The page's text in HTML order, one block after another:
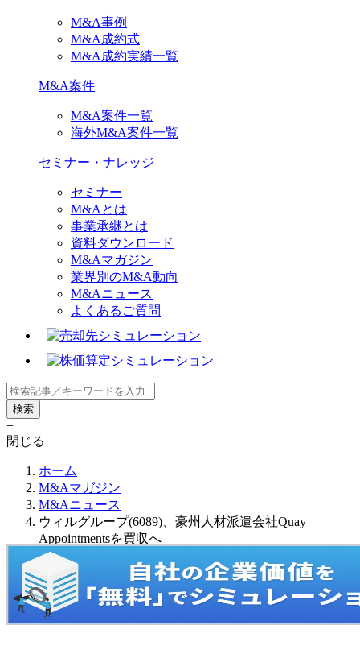
M&A事例
M&A成約式
M&A成約実績一覧
M&A案件
M&A案件一覧
海外M&A案件一覧
セミナー・ナレッジ
セミナー
M&Aとは
事業承継とは
資料ダウンロード
M&Aマガジン
業界別のM&A動向
M&Aニュース
よくあるご質問
+
閉じる
ホーム
M&Aマガジン
M&Aニュース
ウィルグループ(6089)、豪州人材派遣会社Quay
Appointmentsを買収へ